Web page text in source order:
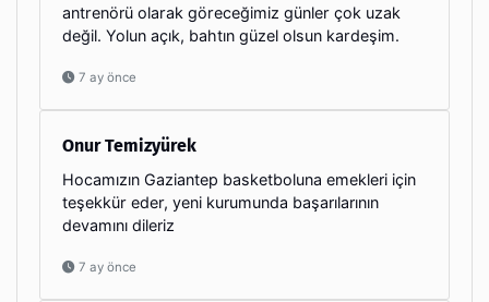
antrenörü olarak göreceğimiz günler çok uzak
değil. Yolun açık, bahtın güzel olsun kardeşim.
7 ay önce
Onur Temizyürek
Hocamızın Gaziantep basketboluna emekleri için
teşekkür eder, yeni kurumunda başarılarının
devamını dileriz
7 ay önce